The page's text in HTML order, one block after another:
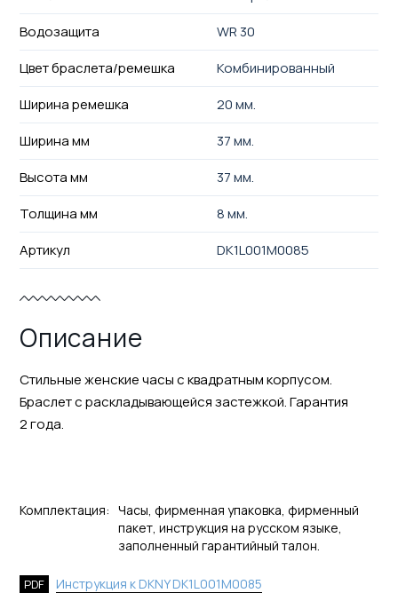
Водозащита
WR 30
Цвет браслета/ремешка
Комбинированный
Ширина ремешка
20 мм.
Ширина мм
37 мм.
Высота мм
37 мм.
Толщина мм
8 мм.
Артикул
DK1L001M0085
Описание
Стильные женские часы с квадратным корпусом.
Браслет с раскладывающейся застежкой. Гарантия
2 года.
Комплектация: Часы, фирменная упаковка, фирменный
пакет, инструкция на русском языке,
заполненный гарантийный талон.
PDF Инструкция к DKNY DK1L001M0085